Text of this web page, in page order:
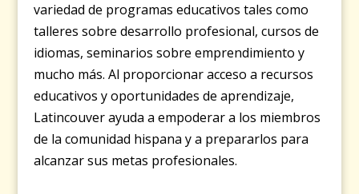
variedad de programas educativos tales como
talleres sobre desarrollo profesional, cursos de
idiomas, seminarios sobre emprendimiento y
mucho más. Al proporcionar acceso a recursos
educativos y oportunidades de aprendizaje,
Latincouver ayuda a empoderar a los miembros
de la comunidad hispana y a prepararlos para
alcanzar sus metas profesionales.